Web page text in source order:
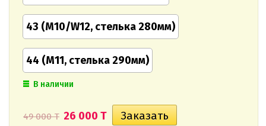
43 (M10/W12, стелька 280мм)
44 (M11, стелька 290мм)
В наличии
49 000 T 26 000 T